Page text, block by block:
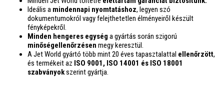
Ideális a mindennapi nyomtatáshoz, legyen szó
dokumentumokról vagy felejthetetlen élményeiről készült
fényképekről.
Minden hengeres egység a gyártás során szigorú
minőségellenőrzésen megy keresztül.
A Jet World gyártó több mint 20 éves tapasztalattal ellenőrzött,
és termékeit az ISO 9001, ISO 14001 és ISO 18001
szabványokszerint gyártja.